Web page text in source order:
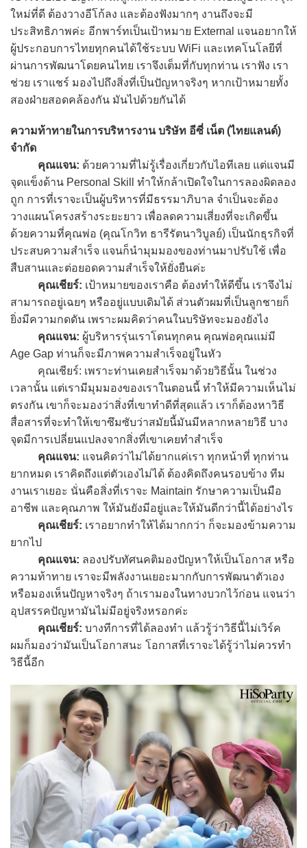
ใหม่ที่ดี ต้องวางอีโก้ลง และต้องฟังมากๆ งานถึงจะมี
ประสิทธิภาพค่ะ อีกพาร์ทเป็นเป้าหมาย External แจนอยากให้
ผู้ประกอบการไทยทุกคนได้ใช้ระบบ WiFi และเทคโนโลยีที่
ผ่านการพัฒนาโดยคนไทย เราจึงเต็มที่กับทุกท่าน เราฟัง เรา
ช่วย เราแชร์ มองไปถึงสิ่งที่เป็นปัญหาจริงๆ หากเป้าหมายทั้ง
สองฝ่ายสอดคล้องกัน มันไปด้วยกันได้
ความท้าทายในการบริหารงาน บริษัท อีซี่ เน็ต (ไทยแลนด์)
จำกัด
คุณแจน: ด้วยความที่ไม่รู้เรื่องเกี่ยวกับไอทีเลย แต่แจนมี
จุดแข็งด้าน Personal Skill ทำให้กล้าเปิดใจในการลองผิดลอง
ถูก การที่เราจะเป็นผู้บริหารที่มีธรรมาภิบาล จำเป็นจะต้อง
วางแผนโครงสร้างระยะยาว เพื่อลดความเสี่ยงที่จะเกิดขึ้น
ด้วยความที่คุณพ่อ (คุณโกวิท ธารีรัตนาวิบูลย์) เป็นนักธุรกิจที่
ประสบความสำเร็จ แจนก็นำมุมมองของท่านมาปรับใช้ เพื่อ
สืบสานและต่อยอดความสำเร็จให้ยั่งยืนค่ะ
คุณเชียร์: เป้าหมายของเราคือ ต้องทำให้ดีขึ้น เราจึงไม่
สามารถอยู่เฉยๆ หรืออยู่แบบเดิมได้ ส่วนตัวผมที่เป็นลูกชายก็
ยิ่งมีความกดดัน เพราะผมคิดว่าคนในบริษัทจะมองยังไง
คุณแจน: ผู้บริหารรุ่นเราโดนทุกคน คุณพ่อคุณแม่มี
Age Gap ท่านก็จะมีภาพความสำเร็จอยู่ในหัว
คุณเชียร์: เพราะท่านเคยสำเร็จมาด้วยวิธีนั้น ในช่วง
เวลานั้น แต่เรามีมุมมองของเราในตอนนี้ ทำให้มีความเห็นไม่
ตรงกัน เขาก็จะมองว่าสิ่งที่เขาทำดีที่สุดแล้ว เราก็ต้องหาวิธี
สื่อสารที่จะทำให้เขาซึมซับว่าสมัยนี้มันมีหลากหลายวิธี บาง
จุดมีการเปลี่ยนแปลงจากสิ่งที่เขาเคยทำสำเร็จ
คุณแจน: แจนคิดว่าไม่ได้ยากแค่เรา ทุกหน้าที่ ทุกท่าน
ยากหมด เราคิดถึงแต่ตัวเองไม่ได้ ต้องคิดถึงคนรอบข้าง ทีม
งานเราเยอะ นั่นคือสิ่งที่เราจะ Maintain รักษาความเป็นมือ
อาชีพ และคุณภาพ ให้มันยังมีอยู่และให้มันดีกว่านี้ได้อย่างไร
คุณเชียร์: เราอยากทำให้ได้มากกว่า ก็จะมองข้ามความ
ยากไป
คุณแจน: ลองปรับทัศนคติมองปัญหาให้เป็นโอกาส หรือ
ความท้าทาย เราจะมีพลังงานเยอะมากกับการพัฒนาตัวเอง
หรือมองเห็นปัญหาจริงๆ ถ้าเรามองในทางบวกไว้ก่อน แจนว่า
อุปสรรคปัญหามันไม่มีอยู่จริงหรอกค่ะ
คุณเชียร์: บางทีการที่ได้ลองทำ แล้วรู้ว่าวิธีนี้ไม่เวิร์ค
ผมก็มองว่ามันเป็นโอกาสนะ โอกาสที่เราจะได้รู้ว่าไม่ควรทำ
วิธีนี้อีก